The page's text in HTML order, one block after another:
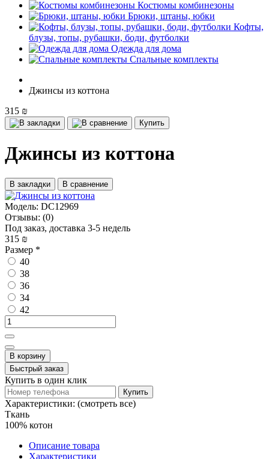
Костюмы комбинезоны
Брюки, штаны, юбки
Кофты,
блузы, топы, рубашки, боди, футболки
Одежда для дома
Спальные комплекты
Джинсы из коттона
315 ₪
Купить
Джинсы из коттона
В закладки В сравнение
Модель: DC12969
Отзывы: (0)
Под заказ, доставка 3-5 недель
315 ₪
Размер *
40
38
36
34
42
В корзину
Быстрый заказ
Купить в один клик
Купить
Характеристики: (смотреть все)
Ткань
100% котон
Описание товара
Характеристики